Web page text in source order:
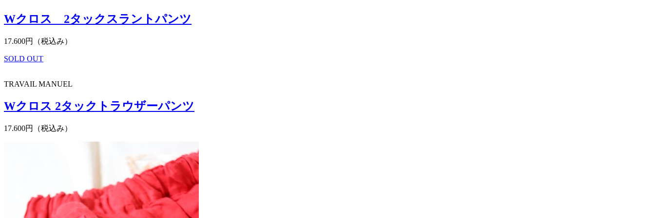
Wクロス 2タックスラントパンツ
17.600円（税込み）
SOLD OUT
TRAVAIL MANUEL
Wクロス 2タックトラウザーパンツ
17.600円（税込み）